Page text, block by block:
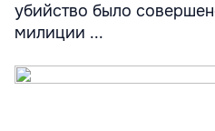
убийство было
милиции ...